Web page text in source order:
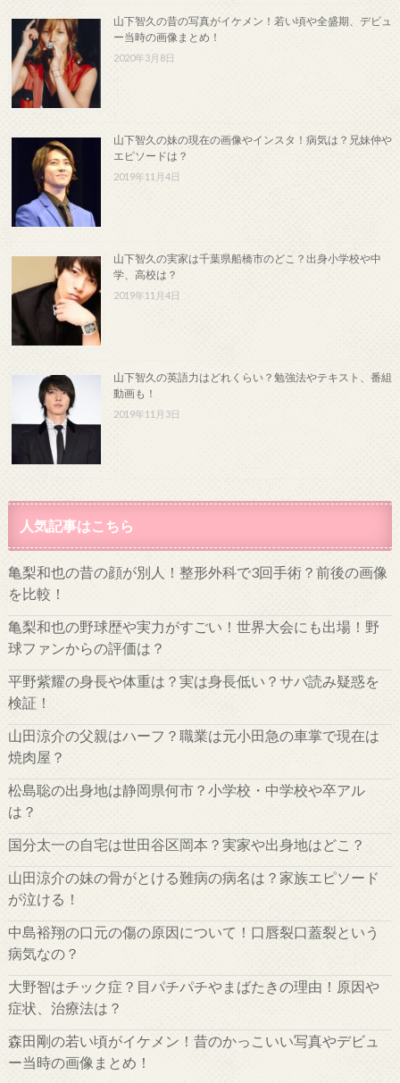
山下智久の昔の写真がイケメン！若い頃や全盛期、デビュ
ー当時の画像まとめ！
2020年3月8日
山下智久の妹の現在の画像やインスタ！病気は？兄妹仲や
エピソードは？
2019年11月4日
山下智久の実家は千葉県船橋市のどこ？出身小学校や中
学、高校は？
2019年11月4日
山下智久の英語力はどれくらい？勉強法やテキスト、番組
動画も！
2019年11月3日
人気記事はこちら
亀梨和也の昔の顔が別人！整形外科で3回手術？前後の画像
を比較！
亀梨和也の野球歴や実力がすごい！世界大会にも出場！野
球ファンからの評価は？
平野紫耀の身長や体重は？実は身長低い？サバ読み疑惑を
検証！
山田涼介の父親はハーフ？職業は元小田急の車掌で現在は
焼肉屋？
松島聡の出身地は静岡県何市？小学校・中学校や卒アル
は？
国分太一の自宅は世田谷区岡本？実家や出身地はどこ？
山田涼介の妹の骨がとける難病の病名は？家族エピソード
が泣ける！
中島裕翔の口元の傷の原因について！口唇裂口蓋裂という
病気なの？
大野智はチック症？目パチパチやまばたきの理由！原因や
症状、治療法は？
森田剛の若い頃がイケメン！昔のかっこいい写真やデビュ
ー当時の画像まとめ！